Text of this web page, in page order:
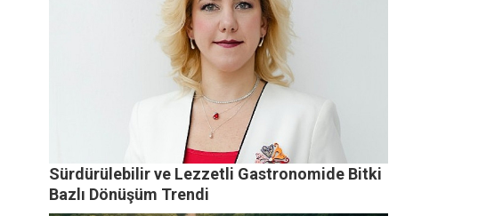
Sürdürülebilir ve Lezzetli Gastronomide Bitki
Bazlı Dönüşüm Trendi